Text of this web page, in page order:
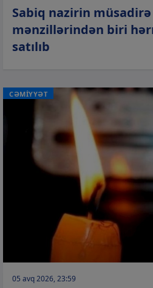
Sabiq nazirin
mənzillərindən biri
satılıb
CƏMİYYƏT
05 avq 2026, 23:59